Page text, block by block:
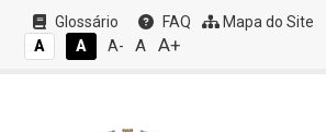
Glossário FAQ Mapa do Site
A
A A- A A+